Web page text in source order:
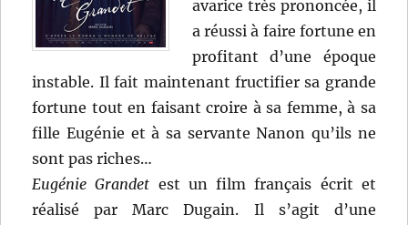
avarice très prononcée, il
a réussi à faire fortune en
profitant d’une époque
instable. Il fait maintenant fructifier sa grande
fortune tout en faisant croire à sa femme, à sa
fille Eugénie et à sa servante Nanon qu’ils ne
sont pas riches…
Eugénie Grandet est un film français écrit et
réalisé par Marc Dugain. Il s’agit d’une